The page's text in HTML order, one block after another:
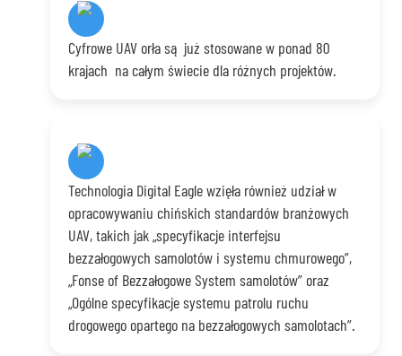
Cyfrowe UAV orła są już stosowane w ponad 80
krajach na całym świecie dla różnych projektów.
Technologia Digital Eagle wzięła również udział w
opracowywaniu chińskich standardów branżowych
UAV, takich jak „specyfikacje interfejsu
bezzałogowych samolotów i systemu chmurowego”,
„Fonse of Bezzałogowe System samolotów” oraz
„Ogólne specyfikacje systemu patrolu ruchu
drogowego opartego na bezzałogowych samolotach”.